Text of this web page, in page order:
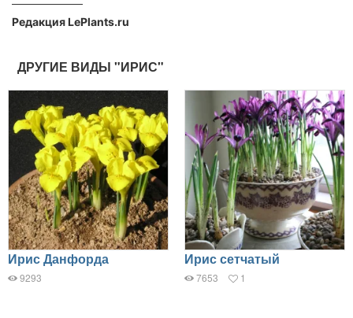
Редакция LePlants.ru
ДРУГИЕ ВИДЫ "ИРИС"
Ирис Данфорда
9293
Ирис сетчатый
7653 1